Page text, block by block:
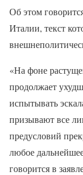
Об этом
Италии, текст
«На фоне
продолжает
испытывать
призывают все
предусловий
любое
говорится в